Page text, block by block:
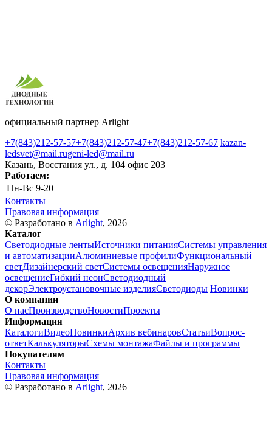
официальный партнер Arlight
+7(843)212-57-57+7(843)212-57-47+7(843)212-57-67 kazan-
ledsvet@mail.rugeni-led@mail.ru
Казань, Восстания ул., д. 104 офис 203
Работаем:
Пн-Вс 9-20
Контакты
Правовая информация
© Разработано в Arlight, 2026
Каталог
Светодиодные лентыИсточники питанияСистемы управления
и автоматизацииАлюминиевые профилиФункциональный
светДизайнерский светСистемы освещенияНаружное
освещениеГибкий неонСветодиодный
декорЭлектроустановочные изделияСветодиоды Новинки
О компании
О насПроизводствоНовостиПроекты
Информация
КаталогиВидеоНовинкиАрхив вебинаровСтатьиВопрос-
ответКалькуляторыСхемы монтажаФайлы и программы
Покупателям
Контакты
Правовая информация
© Разработано в Arlight, 2026